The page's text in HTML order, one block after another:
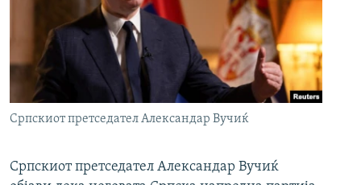
Српскиот претседател Александар Вучиќ
Српскиот претседател Александар Вучиќ